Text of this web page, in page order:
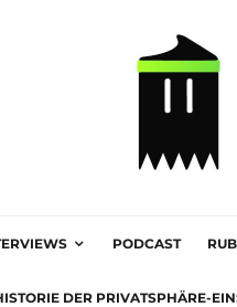
PODCAST
DER PRIVATSPHÄRE-